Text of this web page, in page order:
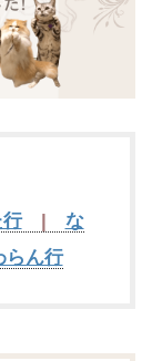
行| な
らん行